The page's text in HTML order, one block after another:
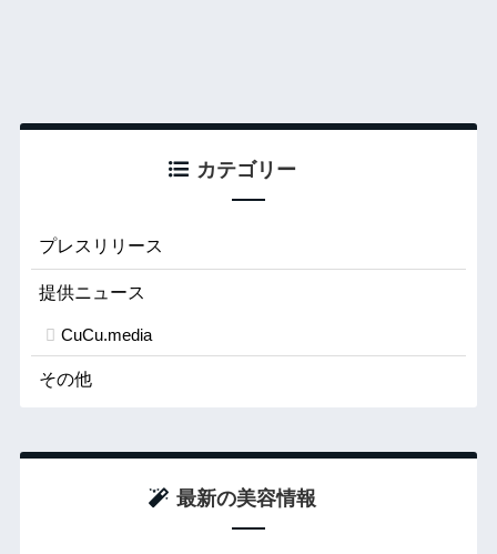
カテゴリー
プレスリリース
提供ニュース
CuCu.media
その他
最新の美容情報